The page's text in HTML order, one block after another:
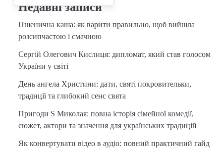
Недавні записи
Пшенична каша: як варити правильно, щоб вийшла
розсипчастою і смачною
Сергій Олегович Кислиця: дипломат, який став голосом
України у світі
День ангела Христини: дати, святі покровительки,
традиції та глибокий сенс свята
Пригоди S Миколая: повна історія сімейної комедії,
сюжет, актори та значення для українських традицій
Як конвертувати відео в аудіо: повний практичний гайд